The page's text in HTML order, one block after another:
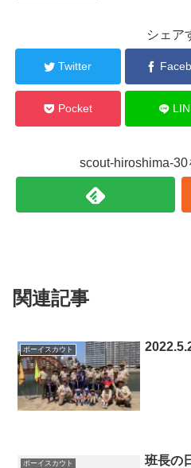
シェア
Twitter
Pocket
scout-hiroshima-
関連記事
ボーイスカウト
ボーイスカウト 班長の